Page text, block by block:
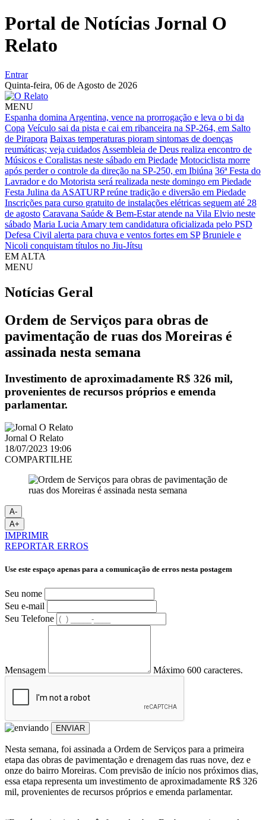
Portal de Notícias Jornal O
Relato
Entrar
Quinta-feira, 06 de Agosto de 2026
MENU
Espanha domina Argentina, vence na prorrogação e leva o bi da
Copa Veículo sai da pista e cai em ribanceira na SP-264, em Salto
de Pirapora Baixas temperaturas pioram sintomas de doenças
reumáticas; veja cuidados Assembleia de Deus realiza encontro de
Músicos e Coralistas neste sábado em Piedade Motociclista morre
após perder o controle da direção na SP-250, em Ibiúna 36ª Festa do
Lavrador e do Motorista será realizada neste domingo em Piedade
Festa Julina da ASATURP reúne tradição e diversão em Piedade
Inscrições para curso gratuito de instalações elétricas seguem até 28
de agosto Caravana Saúde & Bem-Estar atende na Vila Elvio neste
sábado Maria Lucia Amary tem candidatura oficializada pelo PSD
Defesa Civil alerta para chuva e ventos fortes em SP Bruniele e
Nicoli conquistam títulos no Jiu-Jítsu
EM ALTA
MENU
Notícias Geral
Ordem de Serviços para obras de
pavimentação de ruas dos Moreiras é
assinada nesta semana
Investimento de aproximadamente R$ 326 mil,
provenientes de recursos próprios e emenda
parlamentar.
Jornal O Relato
18/07/2023 19:06
COMPARTILHE
A-
A+
IMPRIMIR
REPORTAR ERROS
Use este espaço apenas para a comunicação de erros nesta postagem
Seu nome
Seu e-mail
Seu Telefone
Mensagem Máximo 600 caracteres.
ENVIAR
Nesta semana, foi assinada a Ordem de Serviços para a primeira
etapa das obras de pavimentação e drenagem das ruas nove, dez e
onze do bairro Moreiras. Com previsão de início nos próximos dias,
essa etapa representa um investimento de aproximadamente R$ 326
mil, provenientes de recursos próprios e emenda parlamentar.